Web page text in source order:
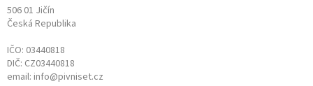
506 01 Jičín
Česká Republika
IČO: 03440818
DIČ: CZ03440818
email: info@pivniset.cz